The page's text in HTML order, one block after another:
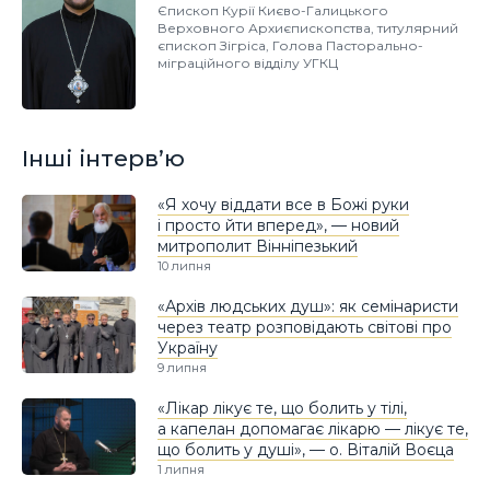
Єпископ Курії Києво-Галицького
Верховного Архиєпископства, титулярний
єпископ Зігріса, Голова Пасторально-
міграційного відділу УГКЦ
Інші інтерв’ю
«Я хочу віддати все в Божі руки
і просто йти вперед», — новий
митрополит Вінніпезький
10 липня
«Архів людських душ»: як семінаристи
через театр розповідають світові про
Україну
9 липня
«Лікар лікує те, що болить у тілі,
а капелан допомагає лікарю — лікує те,
що болить у душі», — о. Віталій Воєца
1 липня